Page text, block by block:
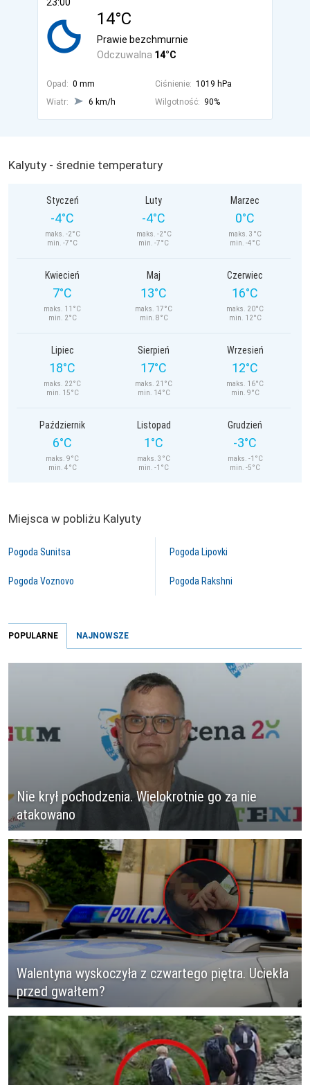
14°C
Odczuwalna 14°C
Prawie bezchmurnie
Opad: 0 mm Ciśnienie: 1019 hPa
Wiatr:
6 km/h Wilgotność: 90%
Kalyuty - średnie temperatury
Styczeń
-4°C
maks. -2°C
min. -7°C
Luty
-4°C
maks. -2°C
min. -7°C
Marzec
0°C
maks. 3°C
min. -4°C
Kwiecień
7°C
maks. 11°C
min. 2°C
Maj
13°C
maks. 17°C
min. 8°C
Czerwiec
16°C
maks. 20°C
min. 12°C
Lipiec
18°C
maks. 22°C
min. 15°C
Sierpień
17°C
maks. 21°C
min. 14°C
Wrzesień
12°C
maks. 16°C
min. 9°C
Październik
6°C
maks. 9°C
min. 4°C
Listopad
1°C
maks. 3°C
min. -1°C
Grudzień
-3°C
maks. -1°C
min. -5°C
Miejsca w pobliżu Kalyuty
Pogoda Sunitsa
Pogoda Voznovo
Pogoda Lipovki
Pogoda Rakshni
POPULARNE NAJNOWSZE
Nie krył pochodzenia. Wielokrotnie go za nie
atakowano
Walentyna wyskoczyła z czwartego piętra. Uciekła
przed gwałtem?